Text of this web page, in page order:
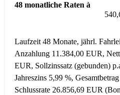
48 monatliche Raten à
Laufzeit 48 Monate, jährl.
Anzahlung 11.384,00 EUR,
EUR, Sollzinssatz (gebunden)
Jahreszins 5,99 %,
Schlussrate 26.856,69 EUR